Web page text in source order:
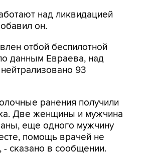
над ликвидацией
он.
отбой беспилотной
данным Евраева, над
93
ранения получили
Две женщины и мужчина
еще одного мужчину
помощь врачей не
- сказано в сообщении.